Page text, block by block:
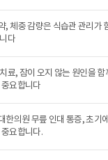
, 체중 감량은 식습관 관리가
다
료, 잠이 오지 않는 원인을 함
요합니다
한의원 무릎 인대 통증, 초기에
요합니다.